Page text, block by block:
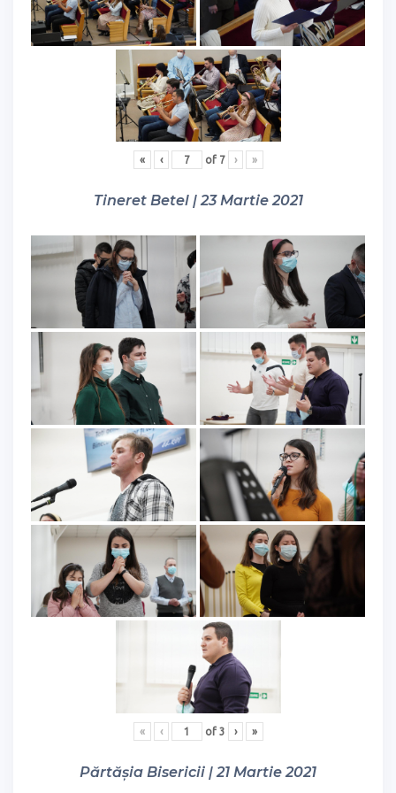
« ‹ of 7 › »
Tineret Betel | 23 Martie 2021
« ‹ of 3 › »
Părtășia Bisericii | 21 Martie 2021